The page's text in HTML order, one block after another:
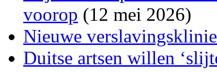
voorop (12 mei 2026)
Nieuwe
Duitse artsen willen